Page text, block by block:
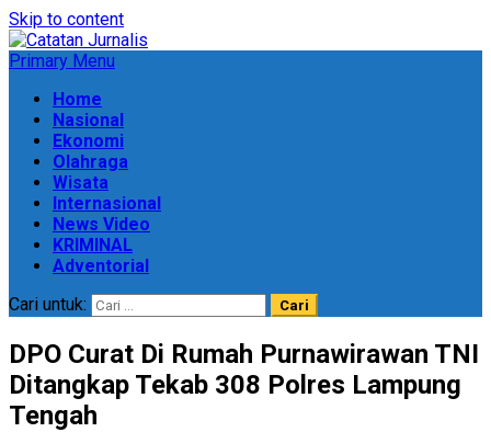
Skip to content
Primary Menu
Home
Nasional
Ekonomi
Olahraga
Wisata
Internasional
News Video
KRIMINAL
Adventorial
Cari untuk:
DPO Curat Di Rumah Purnawirawan TNI
Ditangkap Tekab 308 Polres Lampung
Tengah